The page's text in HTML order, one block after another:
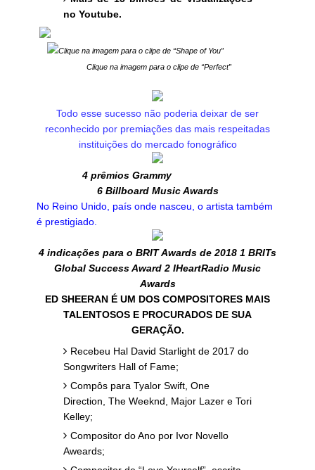
no Youtube.
Clique na imagem para o clipe de “Shape of You”
Clique na imagem para o clipe de “Perfect”
Todo esse sucesso não poderia deixar de ser
reconhecido por premiações das mais respeitadas
instituições do mercado fonográfico
4 prêmios Grammy
6 Billboard Music Awards
No Reino Unido, país onde nasceu, o artista também
é prestigiado.
4 indicações para o BRIT Awards de 2018 1 BRITs
Global Success Award 2 IHeartRadio Music
Awards
ED SHEERAN É UM DOS COMPOSITORES MAIS
TALENTOSOS E PROCURADOS DE SUA
GERAÇÃO.
Recebeu Hal David Starlight de 2017 do
Songwriters Hall of Fame;
Compôs para Tyalor Swift, One
Direction, The Weeknd, Major Lazer e Tori
Kelley;
Compositor do Ano por Ivor Novello
Aweards;